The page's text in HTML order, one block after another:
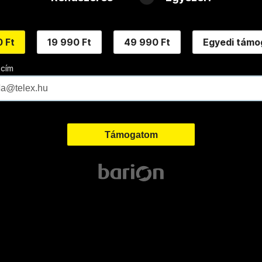
Ft 19 990 Ft 49 990 Ft Egyedi